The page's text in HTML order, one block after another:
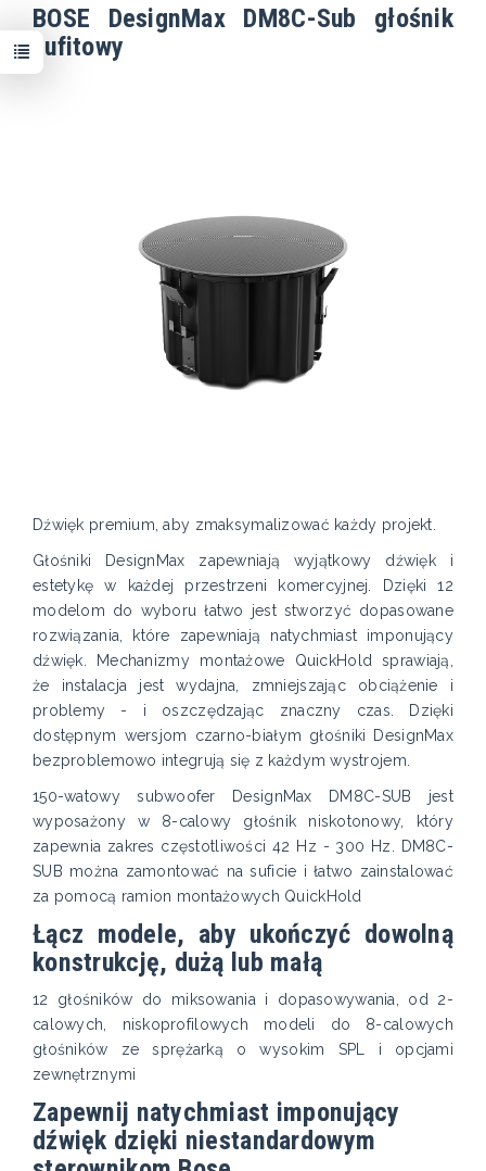
BOSE DesignMax DM8C-Sub głośnik
sufitowy
Dźwięk premium, aby zmaksymalizować każdy projekt.
Głośniki DesignMax zapewniają wyjątkowy dźwięk i
estetykę w każdej przestrzeni komercyjnej. Dzięki 12
modelom do wyboru łatwo jest stworzyć dopasowane
rozwiązania, które zapewniają natychmiast imponujący
dźwięk. Mechanizmy montażowe QuickHold sprawiają,
że instalacja jest wydajna, zmniejszając obciążenie i
problemy - i oszczędzając znaczny czas. Dzięki
dostępnym wersjom czarno-białym głośniki DesignMax
bezproblemowo integrują się z każdym wystrojem.
150-watowy subwoofer DesignMax DM8C-SUB jest
wyposażony w 8-calowy głośnik niskotonowy, który
zapewnia zakres częstotliwości 42 Hz - 300 Hz. DM8C-
SUB można zamontować na suficie i łatwo zainstalować
za pomocą ramion montażowych QuickHold
Łącz modele, aby ukończyć dowolną
konstrukcję, dużą lub małą
12 głośników do miksowania i dopasowywania, od 2-
calowych, niskoprofilowych modeli do 8-calowych
głośników ze sprężarką o wysokim SPL i opcjami
zewnętrznymi
Zapewnij natychmiast imponujący
dźwięk dzięki niestandardowym